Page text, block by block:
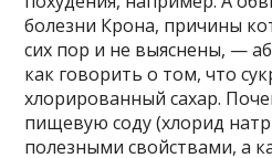
болезни Крона, причины
сих пор и не выяснены, —
как говорить о том, что
хлорированный сахар.
пищевую соду (хлорид
полезными свойствами, а